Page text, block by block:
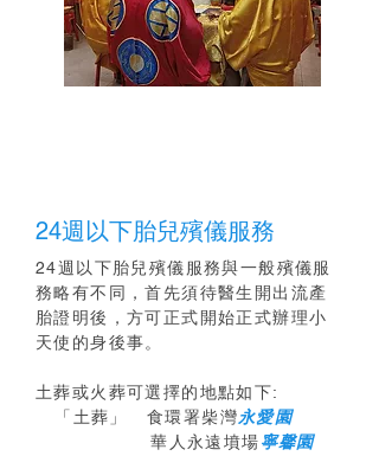
24週以下胎兒殯儀服務
24週以下胎兒殯儀服務與一般殯儀服
務略有不同，首先須待醫生開出流產
胎證明後，方可正式開始正式辦理小
天使的身後事。
土葬或火葬可選擇的地點如下:
「土葬」 食環署柴灣永愛園
華人永遠墳場寧馨園